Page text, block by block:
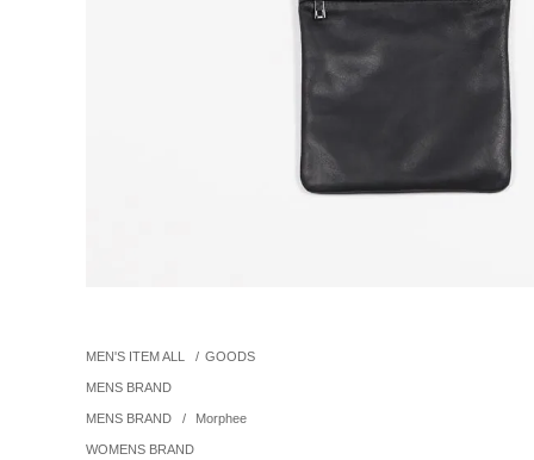
MEN'S ITEM ALL / GOODS
MENS BRAND
MENS BRAND / Morphee
WOMENS BRAND